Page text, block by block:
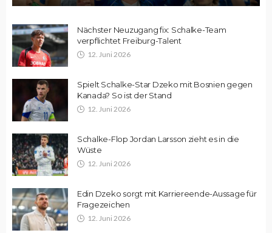
Nächster Neuzugang fix: Schalke-Team
verpflichtet Freiburg-Talent
12. Juni 2026
Spielt Schalke-Star Dzeko mit Bosnien gegen
Kanada? So ist der Stand
12. Juni 2026
Schalke-Flop Jordan Larsson zieht es in die
Wüste
12. Juni 2026
Edin Dzeko sorgt mit Karriereende-Aussage für
Fragezeichen
12. Juni 2026